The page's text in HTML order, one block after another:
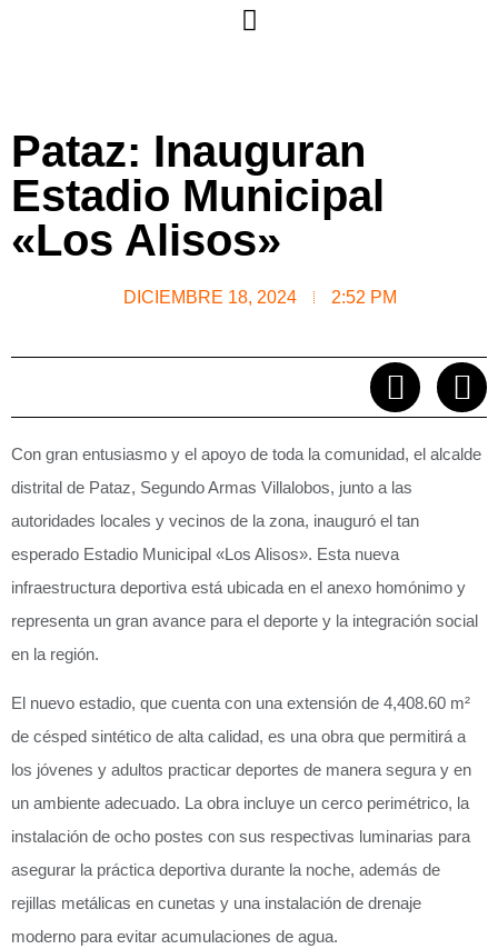
Pataz: Inauguran
Estadio Municipal
«Los Alisos»
DICIEMBRE 18, 2024 2:52 PM
Con gran entusiasmo y el apoyo de toda la comunidad, el alcalde
distrital de Pataz, Segundo Armas Villalobos, junto a las
autoridades locales y vecinos de la zona, inauguró el tan
esperado Estadio Municipal «Los Alisos». Esta nueva
infraestructura deportiva está ubicada en el anexo homónimo y
representa un gran avance para el deporte y la integración social
en la región.
El nuevo estadio, que cuenta con una extensión de 4,408.60 m²
de césped sintético de alta calidad, es una obra que permitirá a
los jóvenes y adultos practicar deportes de manera segura y en
un ambiente adecuado. La obra incluye un cerco perimétrico, la
instalación de ocho postes con sus respectivas luminarias para
asegurar la práctica deportiva durante la noche, además de
rejillas metálicas en cunetas y una instalación de drenaje
moderno para evitar acumulaciones de agua.